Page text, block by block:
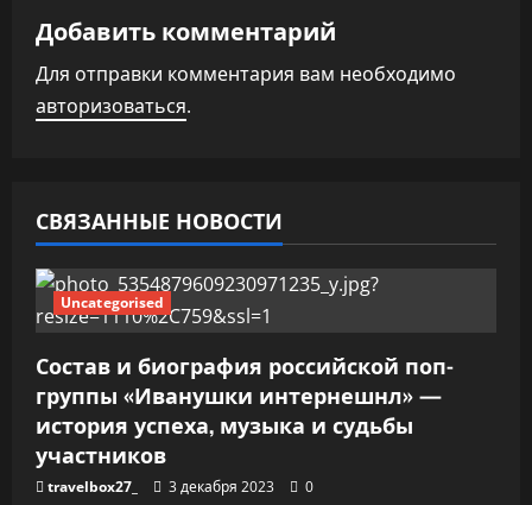
я
п
о
а
п
и
с
я
м
Добавить комментарий
Для отправки комментария вам необходимо
авторизоваться.
СВЯЗАННЫЕ НОВОСТИ
Uncategorised
Состав и биография российской поп-
группы «Иванушки интернешнл» —
история успеха, музыка и судьбы
участников
travelbox27_ 3 декабря 2023
0